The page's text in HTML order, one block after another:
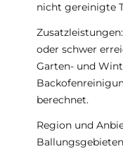
nicht gereinigte
oder schwer
Garten- und
berechnet.
Region und